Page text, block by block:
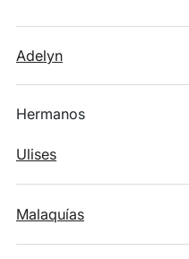
Adelyn
Hermanos
Ulises
Malaquías